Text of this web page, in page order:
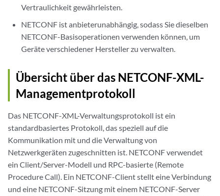
Vertraulichkeit gewährleisten.
NETCONF ist anbieterunabhängig, sodass Sie dieselben
NETCONF-Basisoperationen verwenden können, um
Geräte verschiedener Hersteller zu verwalten.
Übersicht über das NETCONF-XML-
Managementprotokoll
Das NETCONF-XML-Verwaltungsprotokoll ist ein
standardbasiertes Protokoll, das speziell auf die
Kommunikation mit und die Verwaltung von
Netzwerkgeräten zugeschnitten ist. NETCONF verwendet
ein Client/Server-Modell und RPC-basierte (Remote
Procedure Call). Ein NETCONF-Client stellt eine Verbindung
und eine NETCONF-Sitzung mit einem NETCONF-Server